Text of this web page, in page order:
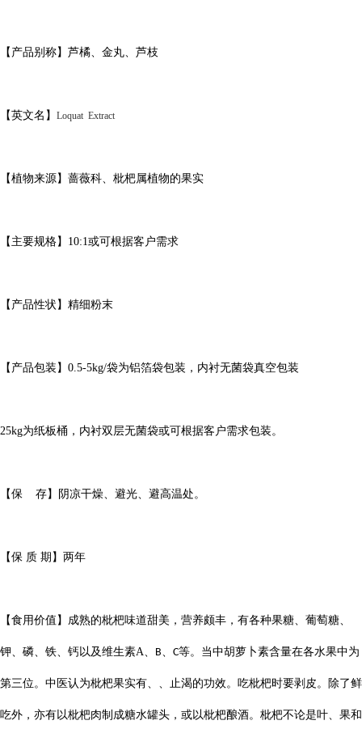
【产品别称】芦橘、金丸、芦枝
【英文名 】 Loquat Extract
【植物来源】蔷薇科、枇杷属植物的果实
【主要规格】 10:1或可根据客户需求
【产品性状】精细粉末
【产品包装】 0.5-5kg/袋为铝箔袋包装，内衬无菌袋真空包装
25kg为纸板桶，内衬双层无菌袋或可根据客户需求包装。
【保 存】阴凉干燥、避光、避高温处。
【保 质 期】两年
【食用价值 】成熟的枇杷味道甜美，营养颇丰，有各种果糖、葡萄糖、
钾、磷、铁、钙以及维生素A、 B、 C等。当中胡萝卜素含量在各水果中为
第三位。中医认为枇杷果实有、、止渴的功效。吃枇杷时要剥皮。除了鲜
吃外，亦有以枇杷肉制成糖水罐头，或以枇杷酿酒。枇杷不论是叶、果和